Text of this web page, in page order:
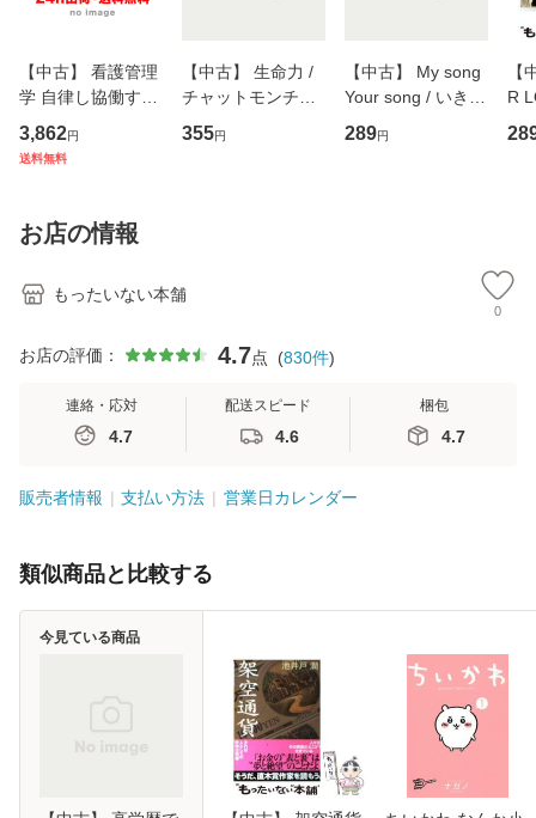
【中古】 看護管理
学 自律し協働する
専門職の看護マネ
ジメントスキル 改
恵 藤本幸三 / 南江
堂 [単行
3,862円
送料無料
【中古】 生命力 /
チャットモンチー /
キューンレコード
[CD]【メール便送
355円
【中古】 My song
Your song / いきも
のがかり / [CD]
【メール便送料無
289円
【
R
産
お店の情報
もったいない本舗
0
お店の評価： 4.7点 (830件)
連絡・応対
4.7
配送スピード
4.6
梱包
4.7
販売者情報 支払い方法 営業日カレンダー
類似商品と比較する
今見ている商品